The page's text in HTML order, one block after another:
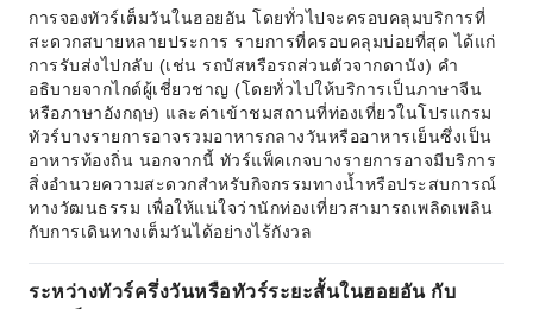
การจองทัวร์เต็มวันในฮอยอัน โดยทั่วไปจะครอบคลุมบริการที่
สะดวกสบายหลายประการ รายการที่ครอบคลุมบ่อยที่สุด ได้แก่
การรับส่งไปกลับ (เช่น รถบัสหรือรถส่วนตัวจากดานัง) คำ
อธิบายจากไกด์ผู้เชี่ยวชาญ (โดยทั่วไปให้บริการเป็นภาษาจีน
หรือภาษาอังกฤษ) และค่าเข้าชมสถานที่ท่องเที่ยวในโปรแกรม
ทัวร์บางรายการอาจรวมอาหารกลางวันหรืออาหารเย็นซึ่งเป็น
อาหารท้องถิ่น นอกจากนี้ ทัวร์แพ็คเกจบางรายการอาจมีบริการ
สิ่งอำนวยความสะดวกสำหรับกิจกรรมทางน้ำหรือประสบการณ์
ทางวัฒนธรรม เพื่อให้แน่ใจว่านักท่องเที่ยวสามารถเพลิดเพลิน
กับการเดินทางเต็มวันได้อย่างไร้กังวล
ระหว่างทัวร์ครึ่งวันหรือทัวร์ระยะสั้นในฮอยอัน กับ